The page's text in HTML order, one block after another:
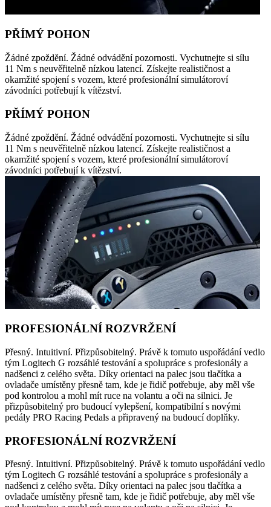
PŘÍMÝ POHON
Žádné zpoždění. Žádné odvádění pozornosti. Vychutnejte si sílu
11 Nm s neuvěřitelně nízkou latencí. Získejte realističnost a
okamžité spojení s vozem, které profesionální simulátoroví
závodníci potřebují k vítězství.
PŘÍMÝ POHON
Žádné zpoždění. Žádné odvádění pozornosti. Vychutnejte si sílu
11 Nm s neuvěřitelně nízkou latencí. Získejte realističnost a
okamžité spojení s vozem, které profesionální simulátoroví
závodníci potřebují k vítězství.
PROFESIONÁLNÍ ROZVRŽENÍ
Přesný. Intuitivní. Přizpůsobitelný. Právě k tomuto uspořádání vedlo
tým Logitech G rozsáhlé testování a spolupráce s profesionály a
nadšenci z celého světa. Díky orientaci na palec jsou tlačítka a
ovladače umístěny přesně tam, kde je řidič potřebuje, aby měl vše
pod kontrolou a mohl mít ruce na volantu a oči na silnici. Je
přizpůsobitelný pro budoucí vylepšení, kompatibilní s novými
pedály PRO Racing Pedals a připravený na budoucí doplňky.
PROFESIONÁLNÍ ROZVRŽENÍ
Přesný. Intuitivní. Přizpůsobitelný. Právě k tomuto uspořádání vedlo
tým Logitech G rozsáhlé testování a spolupráce s profesionály a
nadšenci z celého světa. Díky orientaci na palec jsou tlačítka a
ovladače umístěny přesně tam, kde je řidič potřebuje, aby měl vše